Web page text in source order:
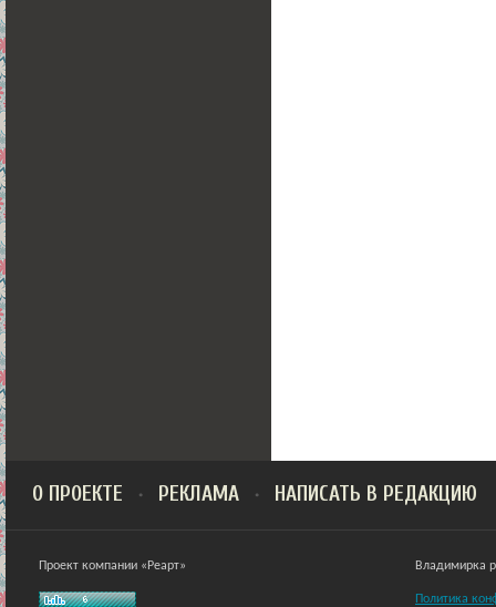
О ПРОЕКТЕ РЕКЛАМА НАПИСАТЬ В РЕДАКЦИЮ
Проект компании «Реарт» Владимирка
Политика